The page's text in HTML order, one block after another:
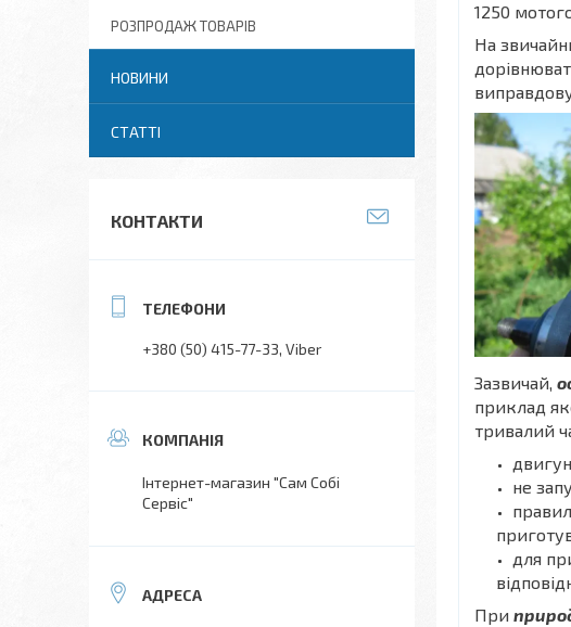
1250
На
Зазвичай,
приклад
тривалий
не
для
При
РОЗПРОДАЖ ТОВАРІВ
НОВИНИ
СТАТТІ
КОНТАКТИ
+380 (50) 415-77-33 Viber
Інтернет-магазин "Сам Собі
Сервіс"